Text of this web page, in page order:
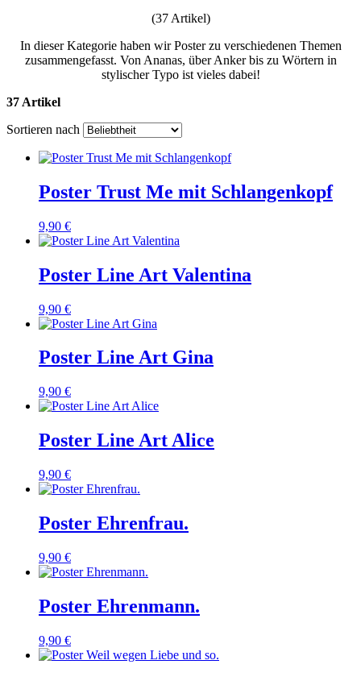
(37 Artikel)
In dieser Kategorie haben wir Poster zu verschiedenen Themen
zusammengefasst. Von Ananas, über Anker bis zu Wörtern in
stylischer Typo ist vieles dabei!
37 Artikel
Sortieren nach
Poster Trust Me mit Schlangenkopf
9,90 €
Poster Line Art Valentina
9,90 €
Poster Line Art Gina
9,90 €
Poster Line Art Alice
9,90 €
Poster Ehrenfrau.
9,90 €
Poster Ehrenmann.
9,90 €